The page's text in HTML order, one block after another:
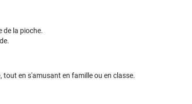
de la pioche.
, tout en s'amusant en famille ou en classe.